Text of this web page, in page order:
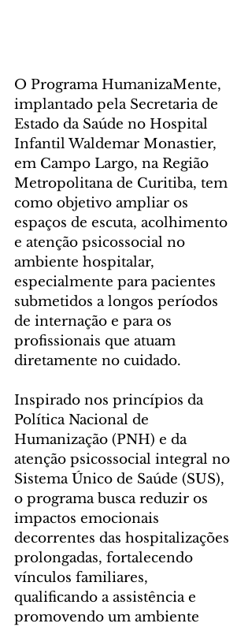
O Programa HumanizaMente,
implantado pela Secretaria de
Estado da Saúde no Hospital
Infantil Waldemar Monastier,
em Campo Largo, na Região
Metropolitana de Curitiba, tem
como objetivo ampliar os
espaços de escuta, acolhimento
e atenção psicossocial no
ambiente hospitalar,
especialmente para pacientes
submetidos a longos períodos
de internação e para os
profissionais que atuam
diretamente no cuidado.
Inspirado nos princípios da
Política Nacional de
Humanização (PNH) e da
atenção psicossocial integral no
Sistema Único de Saúde (SUS),
o programa busca reduzir os
impactos emocionais
decorrentes das hospitalizações
prolongadas, fortalecendo
vínculos familiares,
qualificando a assistência e
promovendo um ambiente